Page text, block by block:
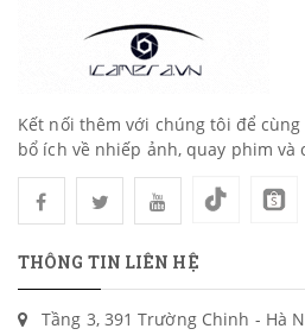
Kết nối thêm với chúng tôi để
bổ ích về nhiếp ảnh, quay phim và
THÔNG TIN LIÊN HỆ
Tầng 3, 391 Trường Chinh - Hà